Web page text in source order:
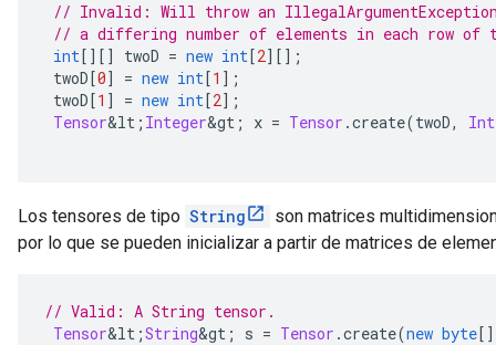
// Invalid: Will throw an
// a differing number of elements in each row of
int[][] twoD = new int[2][];
twoD[0] = new int[1 ];
twoD[1 ] = new int[2];
Tensor&lt ; Integer&gt ; x = Tensor .create(twoD,
Los tensores de tipo String
son matrices
por lo que se pueden inicializar a partir de matrices de
// Valid: A String tensor.
Tensor&lt ;String&gt ; s = Tensor .create(new byte